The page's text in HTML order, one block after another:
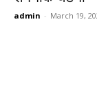
admin - March 19,